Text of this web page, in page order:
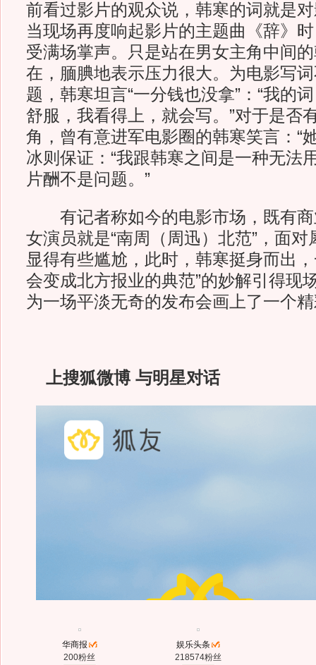
前看过影片的观众说，韩寒的词就是
当现场再度响起影片的主题曲《辞》
受满场掌声。只是站在男女主角中间
在，腼腆地表示压力很大。为电影写
题，韩寒坦言“一分钱也没拿”：“我的
舒服，我看得上，就会写。”对于是否
角，曾有意进军电影圈的韩寒笑言：“
冰则保证：“我跟韩寒之间是一种无法
片酬不是问题。”
有记者称如今的电影市场，既有商
女演员就是“南周（周迅）北范”，面
显得有些尴尬，此时，韩寒挺身而出
会变成北方报业的典范”的妙解引得现
为一场平淡无奇的发布会画上了一个
上搜狐微博 与明星对话
华商报
200粉丝
娱乐头条
218574粉丝